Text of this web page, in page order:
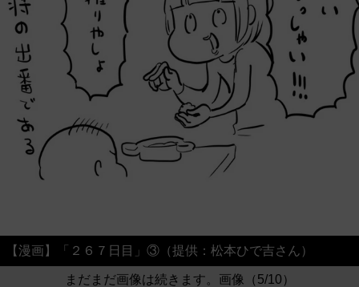
【漫画】「２６７日目」③（提供：松本ひで吉さん）
まだまだ画像は続きます。画像（5/10）